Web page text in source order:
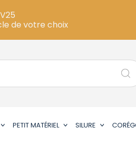
PETIT MATÉRIEL SILURE
de votre choix